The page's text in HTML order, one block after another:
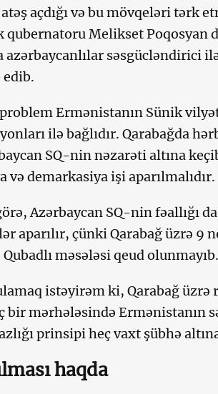
açdığı və bu mövqeləri tərk
qubernatoru Melikset
azərbaycanlılar səsgücləndirici
Ermənistanın Sünik
ilə bağlıdır. Qarabağda
SQ-nin nəzarəti altına
demarkasiya işi aparılmalıdır.
Azərbaycan SQ-nin fəallığı
aparılır, çünki Qarabağ üzrə
məsələsi qeud olunmayıb.
istəyirəm ki, Qarabağ üzrə
bir mərhələsində Ermənistanın
prinsipi heç vaxt şübhə
haqda